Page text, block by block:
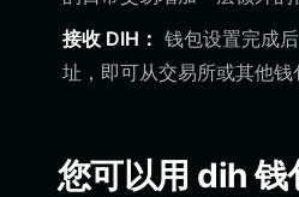
接收 DIH： 钱包设置完成
址，即可从交易所或其他钱
您可以用 dih 钱